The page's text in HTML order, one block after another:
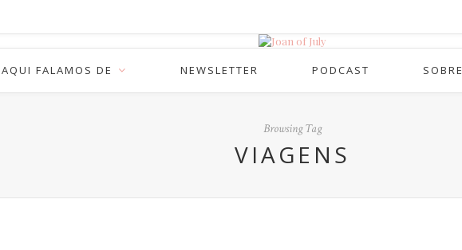
AQUI FALAMOS DE NEWSLETTER PODCAST SOBRE
Browsing Tag
VIAGENS